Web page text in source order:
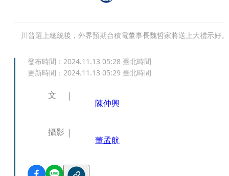
川普選上總統後，外界預期台積電董事長魏哲家將送上大禮示好。
發布時間： 2024.11.13 05:28 臺北時間
更新時間： 2024.11.13 05:29 臺北時間
文
陳仲興
攝影
董孟航